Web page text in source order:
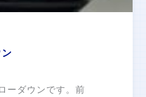
ーダウンです。前